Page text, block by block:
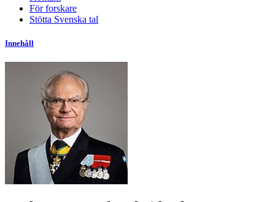
För forskare
Stötta Svenska tal
Innehåll